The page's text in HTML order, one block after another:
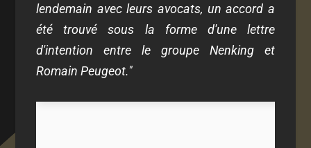
lendemain avec leurs avocats, un accord a
été trouvé sous la forme d'une lettre
d'intention entre le groupe Nenking et
Romain Peugeot."